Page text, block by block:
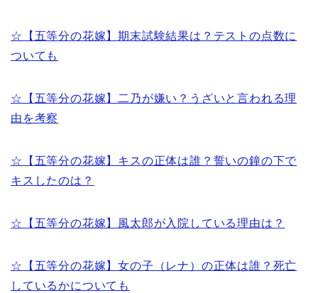
☆【五等分の花嫁】期末試験結果は？テストの点数に
ついても
☆【五等分の花嫁】二乃が嫌い？うざいと言われる理
由を考察
☆【五等分の花嫁】キスの正体は誰？誓いの鐘の下で
キスしたのは？
☆【五等分の花嫁】風太郎が入院している理由は？
☆【五等分の花嫁】女の子（レナ）の正体は誰？死亡
しているかについても